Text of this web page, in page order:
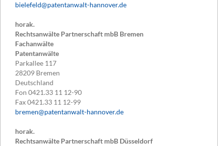
bielefeld@patentanwalt-hannover.de
horak.
Rechtsanwälte Partnerschaft mbB Bremen
Fachanwälte
Patentanwälte
Parkallee 117
28209 Bremen
Deutschland
Fon 0421.33 11 12-90
Fax0421.33 11 12-99
bremen@patentanwalt-hannover.de
horak.
Rechtsanwälte Partnerschaft mbB Düsseldorf